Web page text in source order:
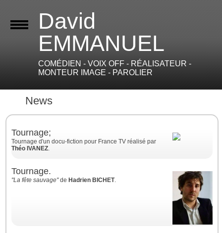
David
EMMANUEL
COMÉDIEN - VOIX OFF - RÉALISATEUR -
MONTEUR IMAGE - PAROLIER
News
Tournage;
Tournage d'un docu-fiction pour France TV réalisé par
Théo IVANEZ.
Tournage.
"La fête sauvage"de Hadrien BICHET.